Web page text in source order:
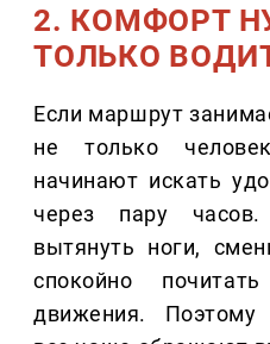
2. КОМФОРТ
ТОЛЬКО
Если маршрут
не только
начинают искать
через пару
вытянуть ноги,
спокойно
движения. Поэтому